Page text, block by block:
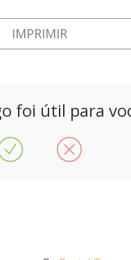
IMPRIMIR
foi útil para